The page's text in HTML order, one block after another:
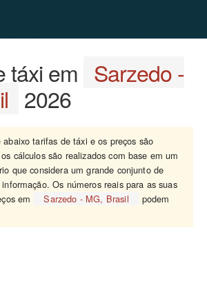
táxi em Sarzedo -
2026
tarifas de táxi e os preços são
cálculos são realizados com base em um
que considera um grande conjunto de
Os números reais para as suas
em
Sarzedo - MG, Brasil
podem